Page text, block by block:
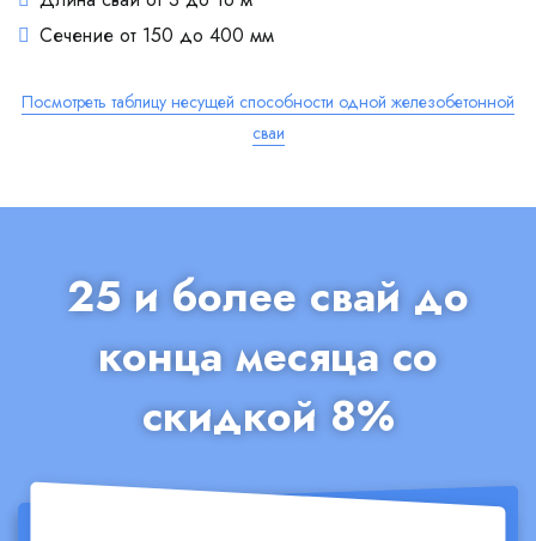
Сечение от 150 до 400 мм
Посмотреть таблицу несущей способности одной железобетонной
сваи
25 и более свай до
конца месяца со
скидкой 8%